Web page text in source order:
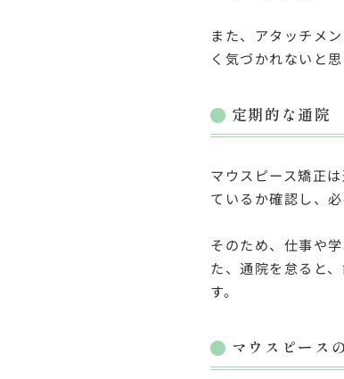
また、アタッチメ
く気づかれないと
定期的な通院
マウスピース矯正
ているか確認し、
そのため、仕事や
た、通院を怠ると
す。
マウスピース